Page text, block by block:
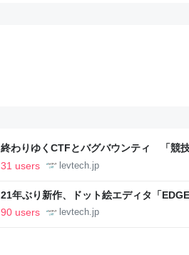
終わりゆくCTFとバグバウンティ 「競
ること【フォーカス】 - レバテックLAB
31 users levtech.jp
21年ぶり新作、ドット絵エディタ「
ついて作者に聞く【フォーカス】 - レバテ
90 users levtech.jp